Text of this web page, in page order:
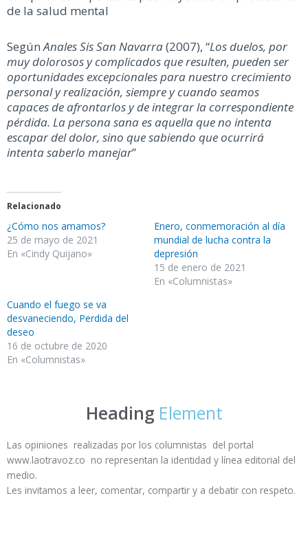
de la salud mental
SegúnAnales Sis San Navarra(2007), “Los duelos, por
muy dolorosos y complicados que resulten, pueden ser
oportunidades excepcionales para nuestro crecimiento
personal y realización, siempre y cuando seamos
capaces de afrontarlos y de integrar la correspondiente
pérdida. La persona sana es aquella que no intenta
escapar del dolor, sino que sabiendo que ocurrirá
intenta saberlo manejar”
Relacionado
¿Cómo nos amamos?
25 de mayo de 2021
En «Cindy Quijano»
Enero, conmemoración al día
mundial de lucha contra la
depresión
15 de enero de 2021
En «Columnistas»
Cuando el fuego se va
desvaneciendo, Perdida del
deseo
16 de octubre de 2020
En «Columnistas»
Heading Element
Las opiniones realizadas por los columnistas del portal
www.laotravoz.co no representan la identidad y línea editorial del
medio.
Les invitamos a leer, comentar, compartir y a debatir con respeto.